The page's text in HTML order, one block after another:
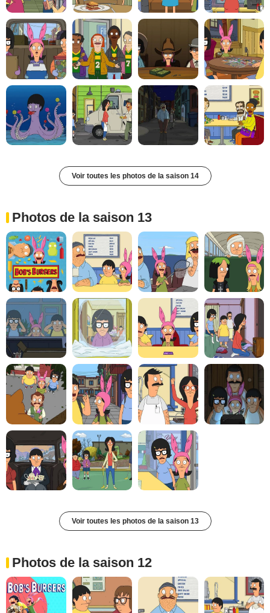
Voir toutes les photos de la saison 14
Photos de la saison 13
Voir toutes les photos de la saison 13
Photos de la saison 12